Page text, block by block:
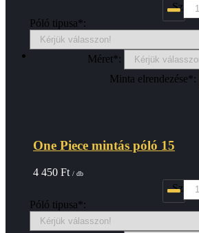
Szin*:
Póló tipusa*:
Méret*:
Minta elrendezése*:
One Piece mintás póló 15
4 450 Ft / db
Szin*:
Póló tipusa*: